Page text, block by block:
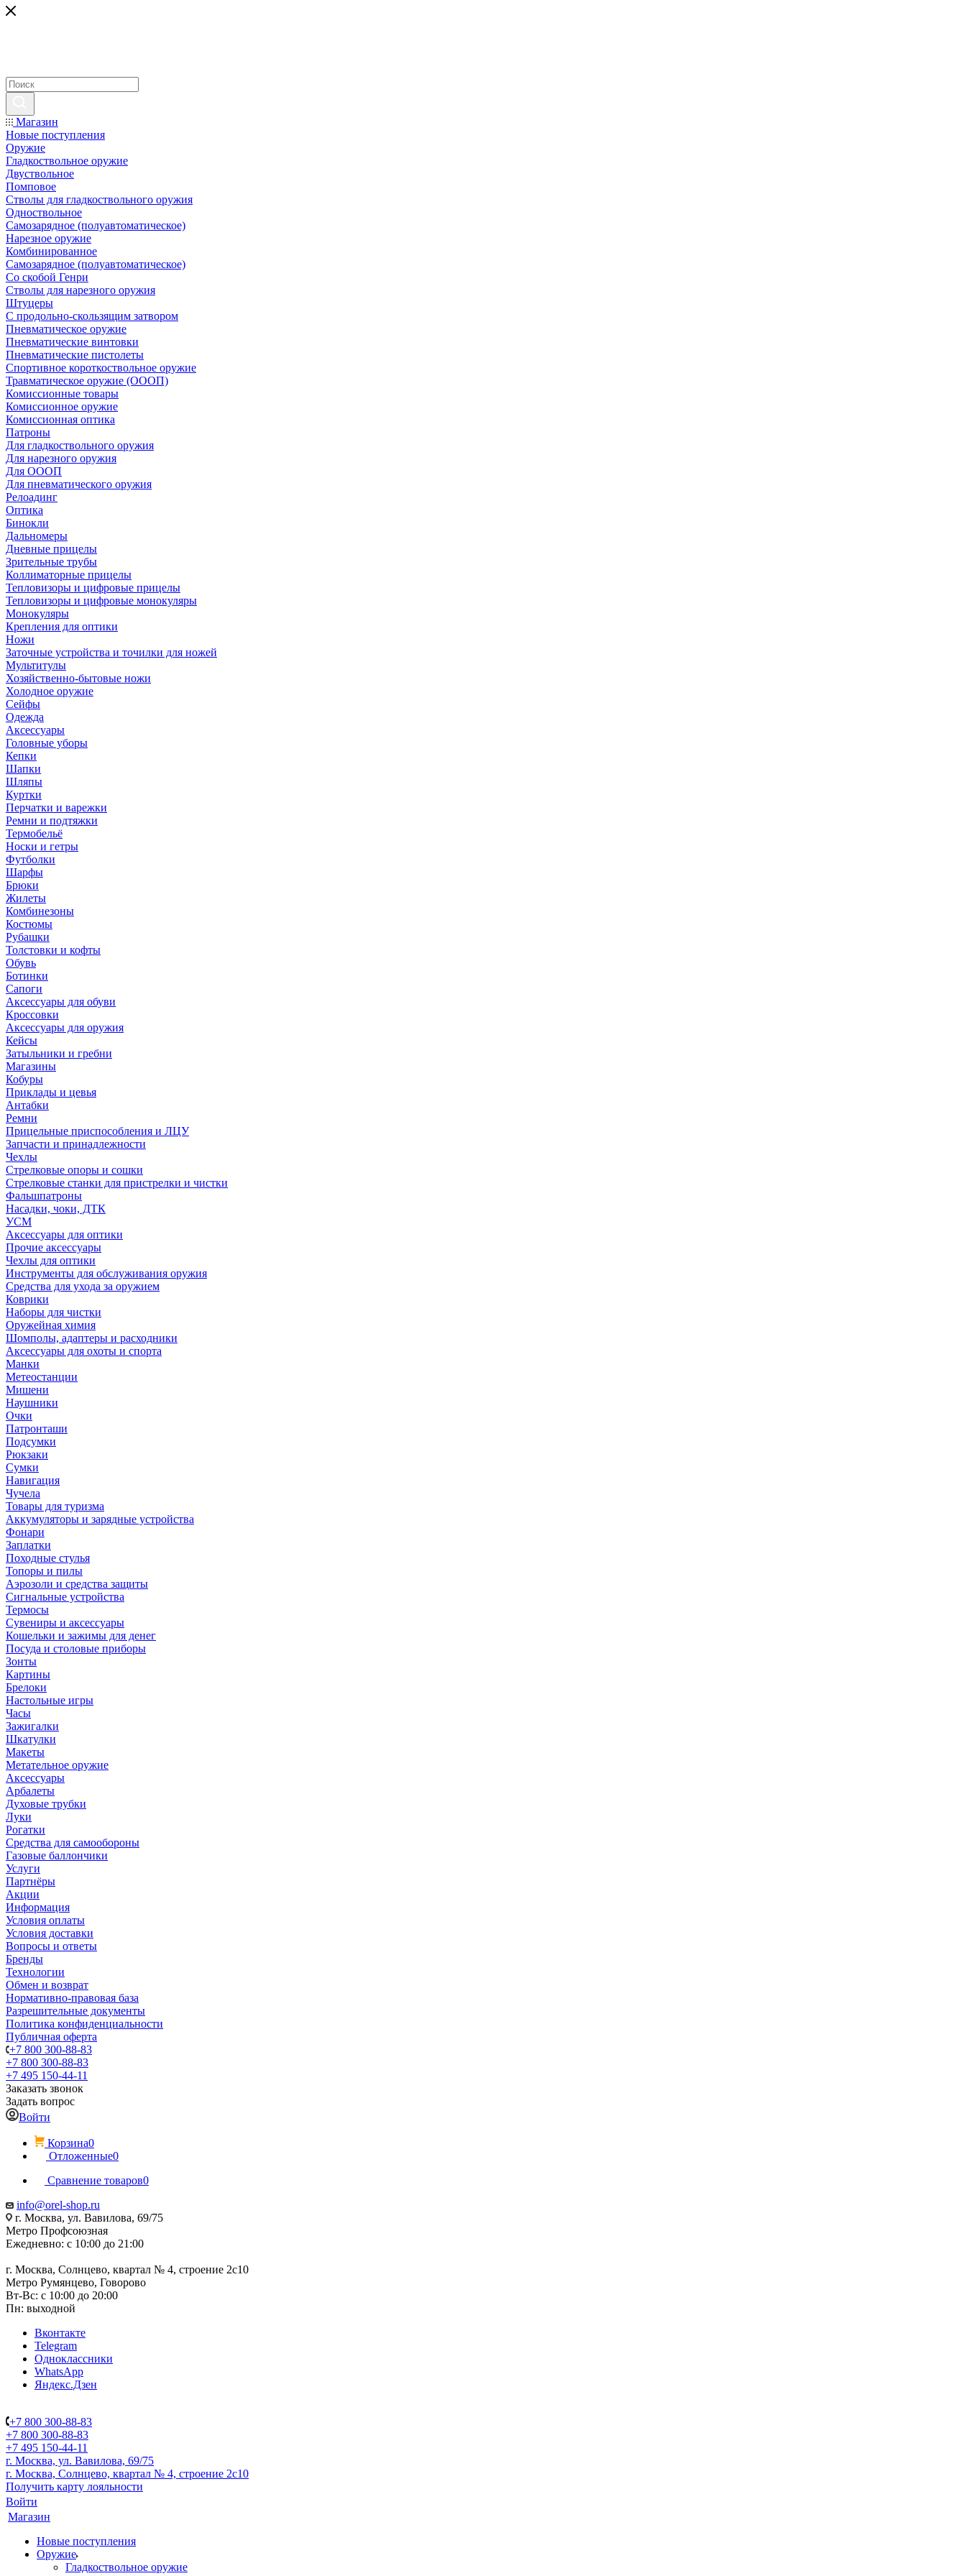
Магазин
Новые поступления
Оружие
Гладкоствольное оружие
Двуствольное
Помповое
Стволы для гладкоствольного оружия
Одноствольное
Самозарядное (полуавтоматическое)
Нарезное оружие
Комбинированное
Самозарядное (полуавтоматическое)
Со скобой Генри
Стволы для нарезного оружия
Штуцеры
С продольно-скользящим затвором
Пневматическое оружие
Пневматические винтовки
Пневматические пистолеты
Спортивное короткоствольное оружие
Травматическое оружие (ОООП)
Комиссионные товары
Комиссионное оружие
Комиссионная оптика
Патроны
Для гладкоствольного оружия
Для нарезного оружия
Для ОООП
Для пневматического оружия
Релоадинг
Оптика
Бинокли
Дальномеры
Дневные прицелы
Зрительные трубы
Коллиматорные прицелы
Тепловизоры и цифровые прицелы
Тепловизоры и цифровые монокуляры
Монокуляры
Крепления для оптики
Ножи
Заточные устройства и точилки для ножей
Мультитулы
Хозяйственно-бытовые ножи
Холодное оружие
Сейфы
Одежда
Аксессуары
Головные уборы
Кепки
Шапки
Шляпы
Куртки
Перчатки и варежки
Ремни и подтяжки
Термобельё
Носки и гетры
Футболки
Шарфы
Брюки
Жилеты
Комбинезоны
Костюмы
Рубашки
Толстовки и кофты
Обувь
Ботинки
Сапоги
Аксессуары для обуви
Кроссовки
Аксессуары для оружия
Кейсы
Затыльники и гребни
Магазины
Кобуры
Приклады и цевья
Антабки
Ремни
Прицельные приспособления и ЛЦУ
Запчасти и принадлежности
Чехлы
Стрелковые опоры и сошки
Стрелковые станки для пристрелки и чистки
Фальшпатроны
Насадки, чоки, ДТК
УСМ
Аксессуары для оптики
Прочие аксессуары
Чехлы для оптики
Инструменты для обслуживания оружия
Средства для ухода за оружием
Коврики
Наборы для чистки
Оружейная химия
Шомполы, адаптеры и расходники
Аксессуары для охоты и спорта
Манки
Метеостанции
Мишени
Наушники
Очки
Патронташи
Подсумки
Рюкзаки
Сумки
Навигация
Чучела
Товары для туризма
Аккумуляторы и зарядные устройства
Фонари
Заплатки
Походные стулья
Топоры и пилы
Аэрозоли и средства защиты
Сигнальные устройства
Термосы
Сувениры и аксессуары
Кошельки и зажимы для денег
Посуда и столовые приборы
Зонты
Картины
Брелоки
Настольные игры
Часы
Зажигалки
Шкатулки
Макеты
Метательное оружие
Аксессуары
Арбалеты
Духовые трубки
Луки
Рогатки
Средства для самообороны
Газовые баллончики
Услуги
Партнёры
Акции
Информация
Условия оплаты
Условия доставки
Вопросы и ответы
Бренды
Технологии
Обмен и возврат
Нормативно-правовая база
Разрешительные документы
Политика конфиденциальности
Публичная оферта
+7 800 300-88-83
+7 800 300-88-83
+7 495 150-44-11
Заказать звонок
Задать вопрос
Войти
Корзина0
Отложенные0
Сравнение товаров0
info@orel-shop.ru
г. Москва, ул. Вавилова, 69/75
Метро Профсоюзная
Ежедневно: с 10:00 до 21:00
г. Москва, Солнцево, квартал № 4, строение 2с10
Метро Румянцево, Говорово
Вт-Вс: с 10:00 до 20:00
Пн: выходной
Вконтакте
Telegram
Одноклассники
WhatsApp
Яндекс.Дзен
+7 800 300-88-83
+7 800 300-88-83
+7 495 150-44-11
г. Москва, ул. Вавилова, 69/75
г. Москва, Солнцево, квартал № 4, строение 2с10
Получить карту лояльности
Войти
Магазин
Новые поступления
Оружие
Гладкоствольное оружие